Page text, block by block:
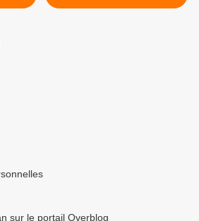
argentin . >
sur le portail Overblog